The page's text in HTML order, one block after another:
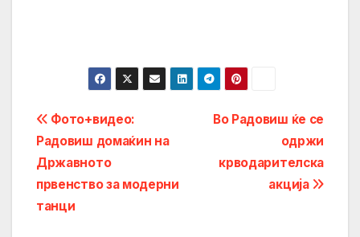
Post
navigation
Во Радовиш ќе се
одржи
крводарителска
акција
Фото+видео:
Радовиш домаќин на
Државното
првенство за модерни
танци